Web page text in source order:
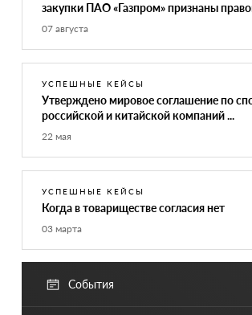
закупки ПАО «Газпром» признаны
07 августа
УСПЕШНЫЕ КЕЙСЫ
Утверждено мировое соглашение по
российской и китайской компаний ...
22 мая
УСПЕШНЫЕ КЕЙСЫ
Когда в товариществе согласия нет
03 марта
События